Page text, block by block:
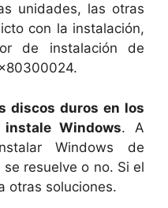
unidades, las otras
con la instalación,
de instalación de
discos duros en los
Windows. A
Windows de
resuelve o no. Si el
otras soluciones.